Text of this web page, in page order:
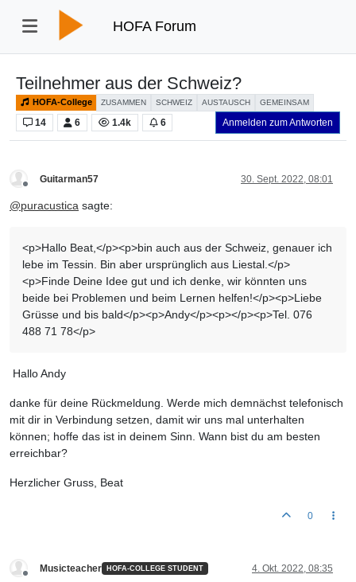
HOFA Forum
Teilnehmer aus der Schweiz?
HOFA-College ZUSAMMEN SCHWEIZ AUSTAUSCH GEMEINSAM
14 6 1.4k 6 Anmelden zum Antworten
Offline
Guitarman57 30. Sept. 2022, 08:01
@puracustica sagte:
<p>Hallo Beat,</p><p>bin auch aus der Schweiz, genauer ich
lebe im Tessin. Bin aber ursprünglich aus Liestal.</p>
<p>Finde Deine Idee gut und ich denke, wir könnten uns
beide bei Problemen und beim Lernen helfen!</p><p>Liebe
Grüsse und bis bald</p><p>Andy</p><p></p><p>Tel. 076
488 71 78</p>
Hallo Andy
danke für deine Rückmeldung. Werde mich demnächst telefonisch
mit dir in Verbindung setzen, damit wir uns mal unterhalten
können; hoffe das ist in deinem Sinn. Wann bist du am besten
erreichbar?
Herzlicher Gruss, Beat
0
Offline
Musicteacher HOFA-COLLEGE STUDENT 4. Okt. 2022, 08:35